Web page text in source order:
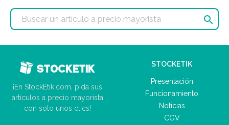

¡En StockEtik.com, pida sus
artículos a precio mayorista
con solo unos clics!
STOCKETIK
Presentación
Funcionamiento
Noticias
CGV